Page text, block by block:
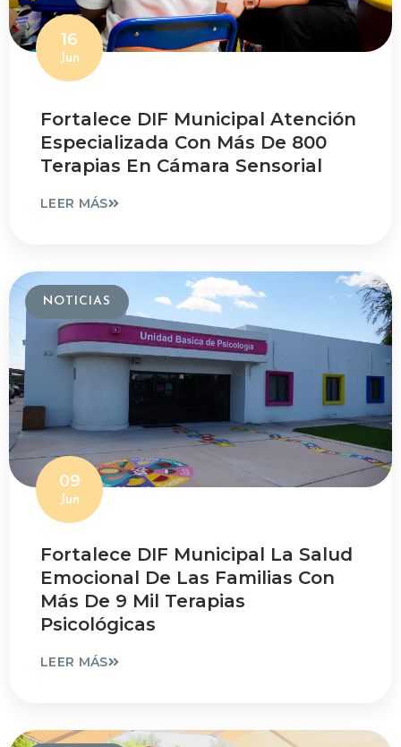
16
Jun
Fortalece DIF Municipal Atención
Especializada Con Más De 800
Terapias En Cámara Sensorial
LEER MÁS
09
Jun
NOTICIAS
Fortalece DIF Municipal La Salud
Emocional De Las Familias Con
Más De 9 Mil Terapias
Psicológicas
LEER MÁS